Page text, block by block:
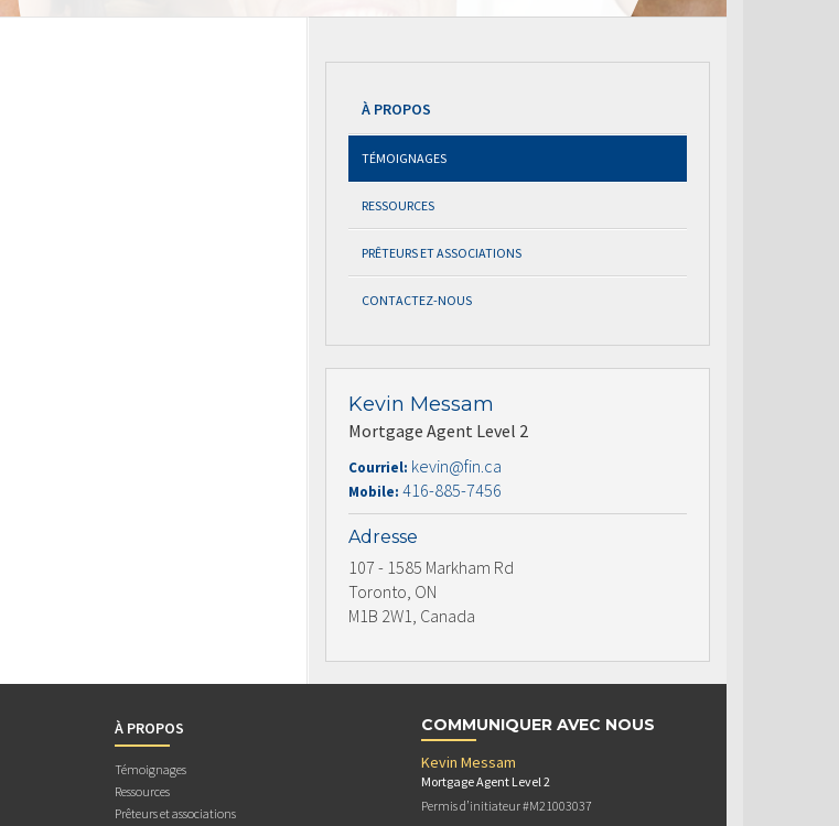
À PROPOS
TÉMOIGNAGES
RESSOURCES
PRÊTEURS ET ASSOCIATIONS
CONTACTEZ-NOUS
Kevin Messam
Mortgage Agent Level 2
Courriel: kevin@fin.ca
Mobile: 416-885-7456
Adresse
107 - 1585 Markham Rd
Toronto, ON
M1B 2W1, Canada
À PROPOS
Témoignages
Ressources
Prêteurs et associations
COMMUNIQUER AVEC NOUS
Kevin Messam
Mortgage Agent Level 2
Permis d’initiateur #M21003037